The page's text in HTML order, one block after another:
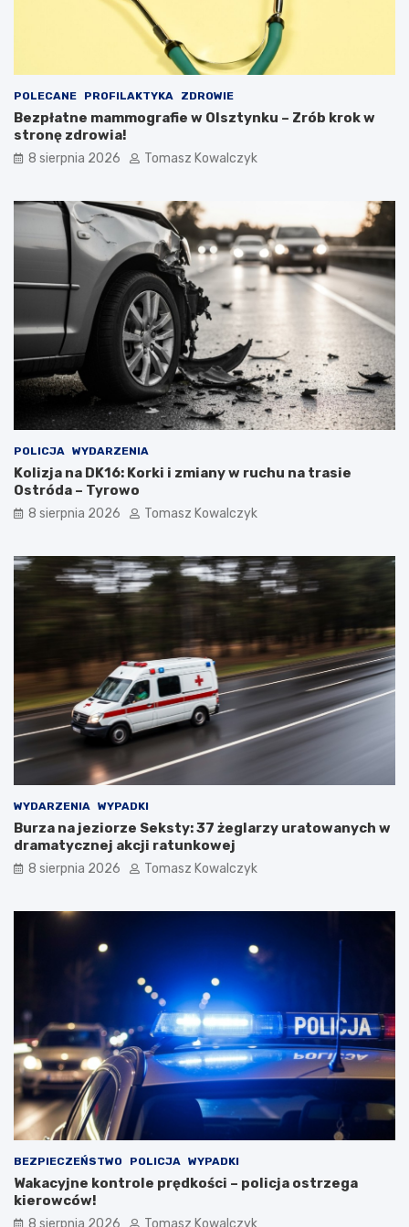
POLECANE PROFILAKTYKA ZDROWIE
Bezpłatne mammografie w Olsztynku – Zrób krok w
stronę zdrowia!
8 sierpnia 2026 Tomasz Kowalczyk
POLICJA WYDARZENIA
Kolizja na DK16: Korki i zmiany w ruchu na trasie
Ostróda – Tyrowo
8 sierpnia 2026 Tomasz Kowalczyk
WYDARZENIA WYPADKI
Burza na jeziorze Seksty: 37 żeglarzy uratowanych w
dramatycznej akcji ratunkowej
8 sierpnia 2026 Tomasz Kowalczyk
BEZPIECZEŃSTWO POLICJA WYPADKI
Wakacyjne kontrole prędkości – policja ostrzega
kierowców!
8 sierpnia 2026 Tomasz Kowalczyk